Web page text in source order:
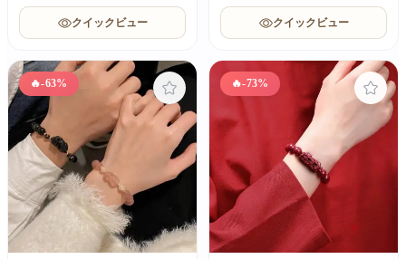
クイックビュー クイックビュー
🔥-63% 🔥-73%